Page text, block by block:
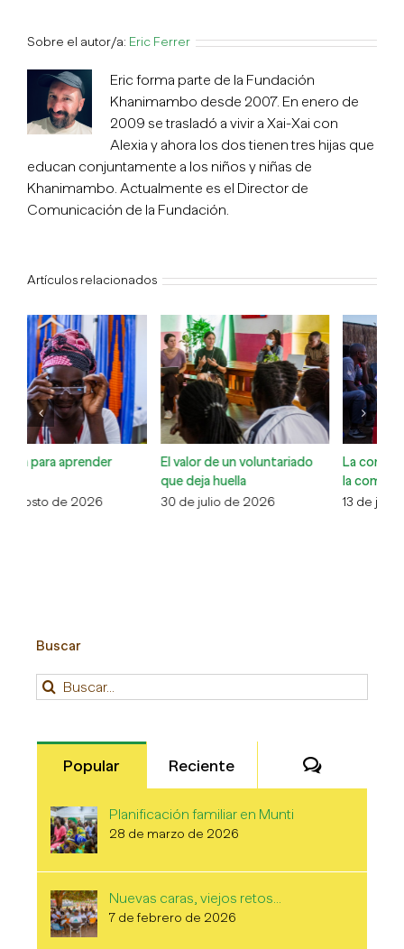
Sobre el autor/a: Eric Ferrer
Eric forma parte de la Fundación
Khanimambo desde 2007. En enero de
2009 se trasladó a vivir a Xai-Xai con
Alexia y ahora los dos tienen tres hijas que
educan conjuntamente a los niños y niñas de
Khanimambo. Actualmente es el Director de
Comunicación de la Fundación.
Artículos relacionados
El valor de un voluntariado
30 de julio de 2026
La comunidad cuidando de
la comunidad
13 de julio de 2026
Buscar
Buscar:
Popular Reciente
Planificación familiar en Munti
28 de marzo de 2026
Nuevas caras, viejos retos…
7 de febrero de 2026